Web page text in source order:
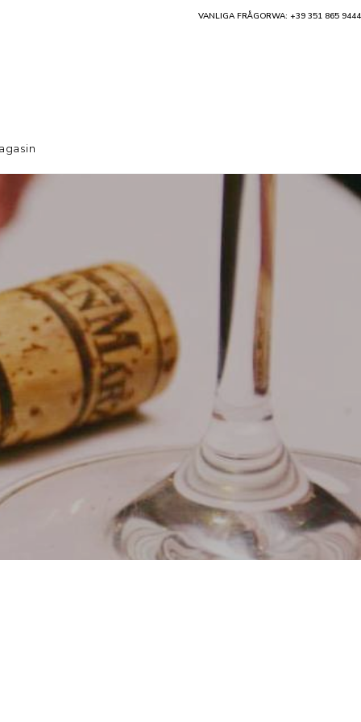
VANLIGA FRÅGORWA: +39 351 865 9444